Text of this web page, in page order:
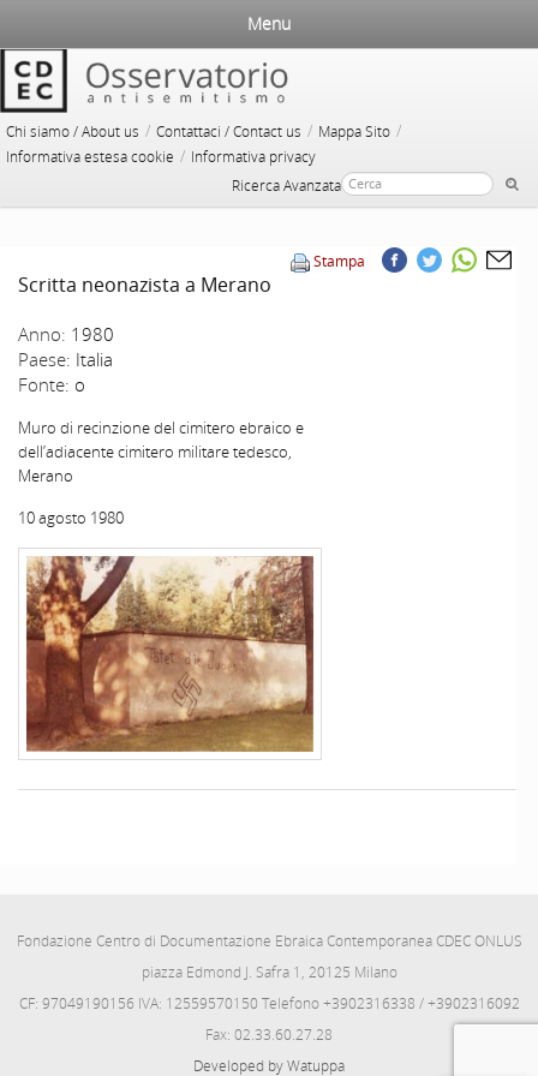
Chi siamo / About us / Contattaci / Contact us / Mappa Sito /
Informativa estesa cookie / Informativa privacy
Ricerca Avanzata
Menu
Stampa
Scritta neonazista a Merano
Anno: 1980
Paese: Italia
Fonte: o
Muro di recinzione del cimitero ebraico e
dell’adiacente cimitero militare tedesco,
Merano
10 agosto 1980
Fondazione Centro di Documentazione Ebraica Contemporanea CDEC ONLUS
piazza Edmond J. Safra 1, 20125 Milano
CF: 97049190156 IVA: 12559570150 Telefono +3902316338 / +3902316092
Fax: 02.33.60.27.28
Developed by Watuppa